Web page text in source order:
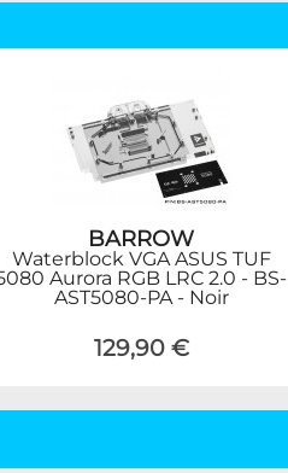
BARROW
Waterblock VGA ASUS TUF
Aurora RGB LRC 2.0 - BS-
AST5080-PA - Noir
129,90 €